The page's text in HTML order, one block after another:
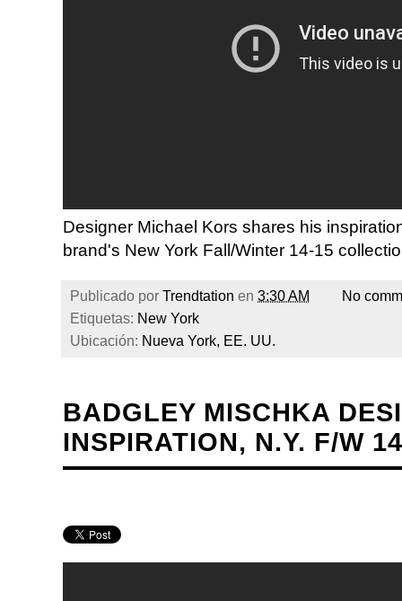
Designer Michael Kors shares his
brand's New York Fall/Winter 14-15
Publicado por Trendtation en 3:30 AM
No
Etiquetas: New York
Ubicación: Nueva York, EE. UU.
BADGLEY MISCHKA
INSPIRATION, N.Y. F/W